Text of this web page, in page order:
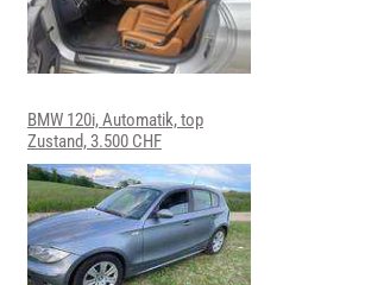
BMW 120i, Automatik, top
Zustand, 3.500 CHF